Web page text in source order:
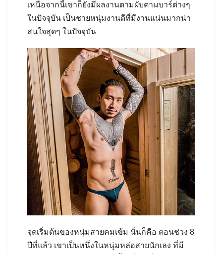
เหนือจากนี้เขาก็ยังมีผลงานตามผับตามบาร์ต่างๆ
ในปัจจุบัน เป็นชายหนุ่มงานดีที่มีงานแน่นมากน่า
สนใจสุดๆ ในปัจจุบัน
จุดเริ่มต้นของหนุ่มสายคมเข้ม นั่นก็คือ ตอนช่วง 8
ปีที่แล้ว เขาเป็นหนึ่งในหนุ่มหล่อสายนักเลง ที่มี